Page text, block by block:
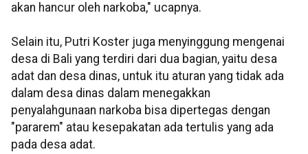
akan hancur oleh narkoba," ucapnya.
Selain itu, Putri Koster juga menyinggung mengenai
desa di Bali yang terdiri dari dua bagian, yaitu desa
adat dan desa dinas, untuk itu aturan yang tidak ada
dalam desa dinas dalam menegakkan
penyalahgunaan narkoba bisa dipertegas dengan
"pararem" atau kesepakatan ada tertulis yang ada
pada desa adat.